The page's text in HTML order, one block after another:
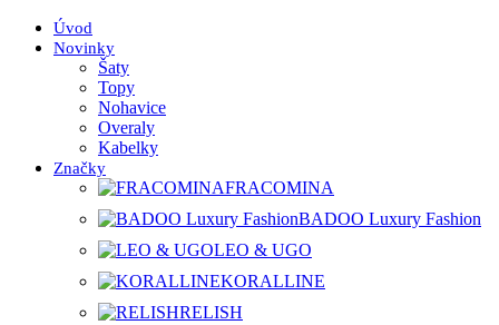
Úvod
Novinky
Šaty
Topy
Nohavice
Overaly
Kabelky
Značky
FRACOMINA
BADOO Luxury Fashion
LEO & UGO
KORALLINE
RELISH